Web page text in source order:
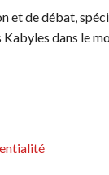
et de débat,
dans le